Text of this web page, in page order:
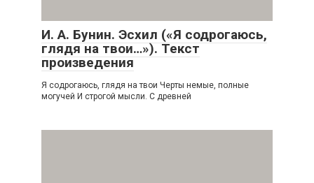
И. А. Бунин. Эсхил («Я содрогаюсь,
глядя на твои…»). Текст
произведения
Я содрогаюсь, глядя на твои Черты немые, полные
могучей И строгой мысли. С древней